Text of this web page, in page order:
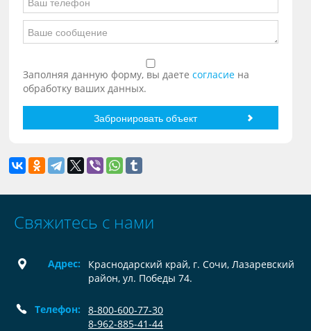
Заполняя данную форму, вы даетесогласие на
обработку ваших данных.
Свяжитесь с нами
Адрес:
Краснодарский край, г. Сочи, Лазаревский
район, ул. Победы 74.
Телефон:
8-800-600-77-30
8-962-885-41-44